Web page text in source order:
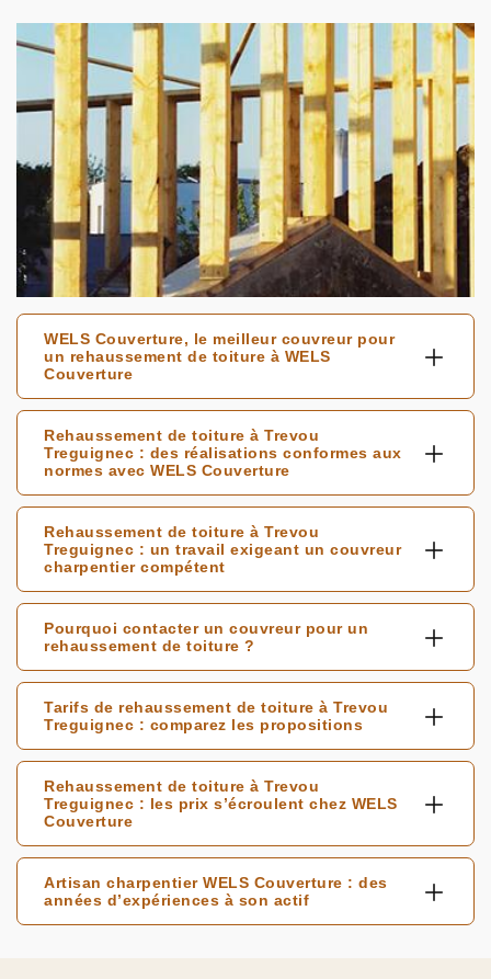
WELS Couverture, le meilleur couvreur pour
un rehaussement de toiture à WELS
Couverture
Rehaussement de toiture à Trevou
Treguignec : des réalisations conformes aux
normes avec WELS Couverture
Rehaussement de toiture à Trevou
Treguignec : un travail exigeant un couvreur
charpentier compétent
Pourquoi contacter un couvreur pour un
rehaussement de toiture ?
Tarifs de rehaussement de toiture à Trevou
Treguignec : comparez les propositions
Rehaussement de toiture à Trevou
Treguignec : les prix s’écroulent chez WELS
Couverture
Artisan charpentier WELS Couverture : des
années d’expériences à son actif